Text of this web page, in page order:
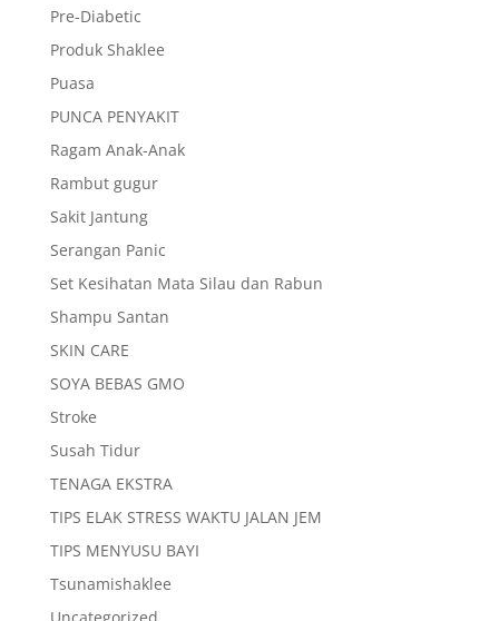
Pre-Diabetic
Produk Shaklee
Puasa
PUNCA PENYAKIT
Ragam Anak-Anak
Rambut gugur
Sakit Jantung
Serangan Panic
Set Kesihatan Mata Silau dan Rabun
Shampu Santan
SKIN CARE
SOYA BEBAS GMO
Stroke
Susah Tidur
TENAGA EKSTRA
TIPS ELAK STRESS WAKTU JALAN JEM
TIPS MENYUSU BAYI
Tsunamishaklee